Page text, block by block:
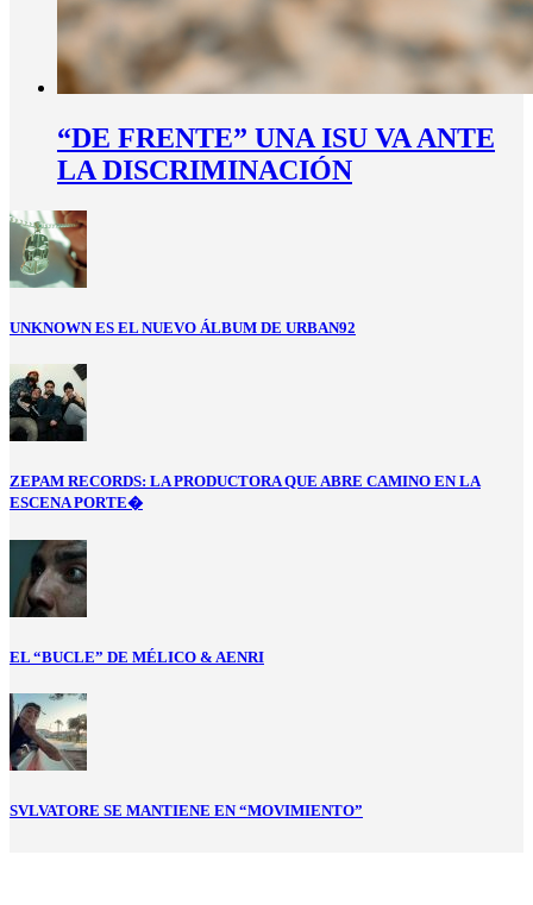
“DE FRENTE” UNA ISU VA ANTE
LA DISCRIMINACIÓN
UNKNOWN ES EL NUEVO ÁLBUM DE URBAN92
ZEPAM RECORDS: LA PRODUCTORA QUE ABRE CAMINO EN LA
ESCENA PORTE�
EL “BUCLE” DE MÉLICO & AENRI
SVLVATORE SE MANTIENE EN “MOVIMIENTO”